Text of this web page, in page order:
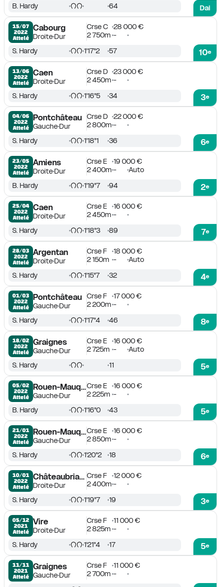
Dai
B. Hardy 64
15/07
2022
Attelé
Cabourg
DroiteDur
Crse C
28 000 €
2 750m -
10e
S. Hardy 1'17''2 57
13/06
2022
Attelé
Caen
DroiteDur
Crse D
23 000 €
2 450m -
3e
S. Hardy 1'16''5 34
04/06
2022
Attelé
Pontchâteau
GaucheDur
Crse D
22 000 €
2 800m -
6e
S. Hardy 1'18''1 36
23/05
2022
Attelé
Amiens
DroiteDur
Crse E
19 000 €
2 400m - Auto
2e
B. Hardy 1'19''7 94
25/04
2022
Attelé
Caen
DroiteDur
Crse E
16 000 €
2 450m -
7e
S. Hardy 1'18''3 89
28/03
2022
Attelé
Argentan
DroiteDur
Crse F
18 000 €
2 150m - Auto
4e
S. Hardy 1'15''7 32
01/03
2022
Attelé
Pontchâteau
GaucheDur
Crse F
17 000 €
2 200m -
8e
S. Hardy 1'17''4 46
18/02
2022
Attelé
Graignes
GaucheDur
Crse E
16 000 €
2 725m - Auto
5e
S. Hardy 11
05/02
2022
Attelé
Rouen-Mauquenchy
GaucheDur
Crse E
16 000 €
2 225m -
5e
B. Hardy 1'16''0 43
21/01
2022
Attelé
Rouen-Mauquenchy
GaucheDur
Crse E
16 000 €
2 850m -
6e
S. Hardy 1'20''2 18
10/01
2022
Attelé
Châteaubriant
DroiteDur
Crse F
12 000 €
2 400m -
3e
S. Hardy 1'19''7 19
05/12
2021
Attelé
Vire
DroiteDur
Crse F
11 000 €
2 825m -
5e
S. Hardy 1'21''4 17
11/11
2021
Attelé
Graignes
GaucheDur
Crse F
11 000 €
2 700m -